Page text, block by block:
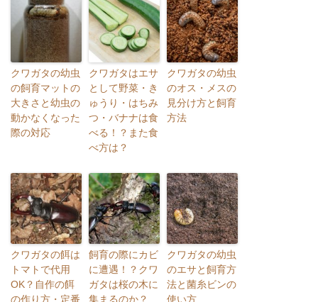
クワガタの幼虫
の飼育マットの
大きさと幼虫の
動かなくなった
際の対応
クワガタはエサ
として野菜・き
ゅうり・はちみ
つ・バナナは食
べる！？また食
べ方は？
クワガタの幼虫
のオス・メスの
見分け方と飼育
方法
クワガタの餌は
トマトで代用
OK？自作の餌
の作り方・定番
飼育の際にカビ
に遭遇！？クワ
ガタは桜の木に
集まるのか？
クワガタの幼虫
のエサと飼育方
法と菌糸ビンの
使い方